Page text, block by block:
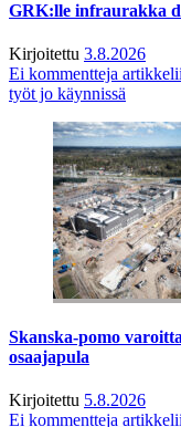
GRK:lle infraurakka
Kirjoitettu 3.8.2026
Ei kommentteja
työt jo käynnissä
Skanska-pomo
osaajapula
Kirjoitettu 5.8.2026
Ei kommentteja